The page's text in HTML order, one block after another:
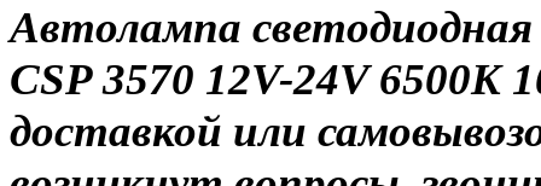
Автолампа
CSP 3570 12V-24V 6500K
доставкой или